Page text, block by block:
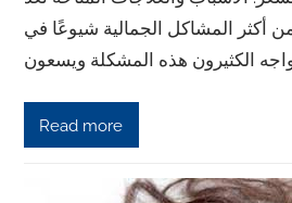
أكثر المشاكل الجمالية شيوعًا في
Read more